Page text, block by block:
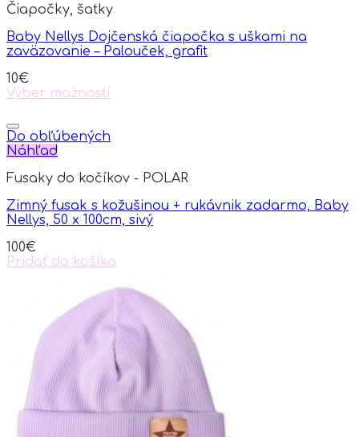
Čiapočky, šatky
Baby Nellys Dojčenská čiapočka s uškami na
zaväzovanie – Palouček, grafit
10€
Výber možností
product
has
multiple
The
may
be
on
the
Do obľúbených
Náhľad
Fusaky do kočíkov - POLAR
Zimný fusak s kožušinou + rukávnik zadarmo, Baby
Nellys, 50 x 100cm, sivý
100€
Pridať do košíka